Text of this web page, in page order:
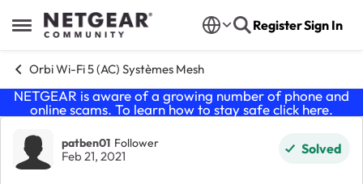
Open Side Menu
Skip to content RegisterSign In
Orbi Wi-Fi 5 (AC) Systèmes Mesh
NETGEAR is aware of a growing number of phone and
online scams. To learn how to stay safe click here.
Forum Discussion
patben01 Follower
Feb 21, 2021 Solved